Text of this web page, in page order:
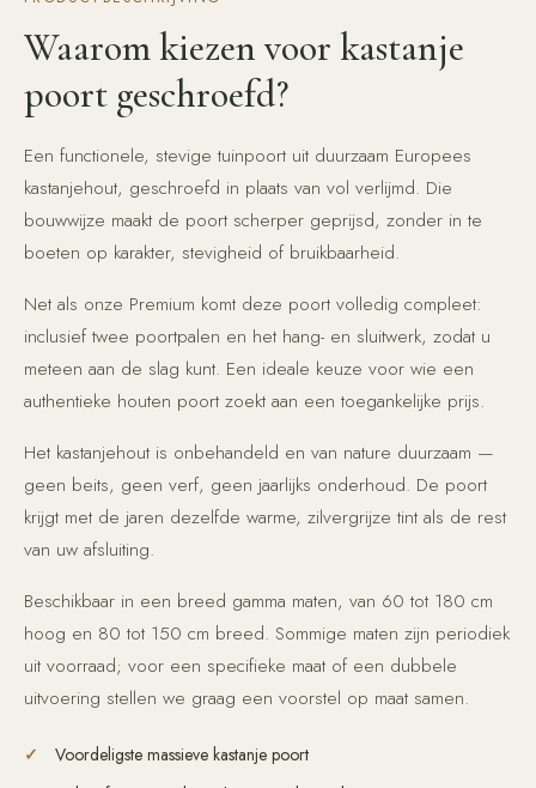
Waarom kiezen voor kastanje
poort geschroefd?
Een functionele, stevige tuinpoort uit duurzaam Europees
kastanjehout, geschroefd in plaats van vol verlijmd. Die
bouwwijze maakt de poort scherper geprijsd, zonder in te
boeten op karakter, stevigheid of bruikbaarheid.
Net als onze Premium komt deze poort volledig compleet:
inclusief twee poortpalen en het hang- en sluitwerk, zodat u
meteen aan de slag kunt. Een ideale keuze voor wie een
authentieke houten poort zoekt aan een toegankelijke prijs.
Het kastanjehout is onbehandeld en van nature duurzaam —
geen beits, geen verf, geen jaarlijks onderhoud. De poort
krijgt met de jaren dezelfde warme, zilvergrijze tint als de rest
van uw afsluiting.
Beschikbaar in een breed gamma maten, van 60 tot 180 cm
hoog en 80 tot 150 cm breed. Sommige maten zijn periodiek
uit voorraad; voor een specifieke maat of een dubbele
uitvoering stellen we graag een voorstel op maat samen.
Voordeligste massieve kastanje poort